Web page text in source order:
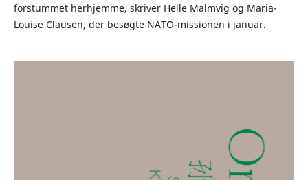
forstummet herhjemme, skriver Helle Malmvig og Maria-
Louise Clausen, der besøgte NATO-missionen i januar.